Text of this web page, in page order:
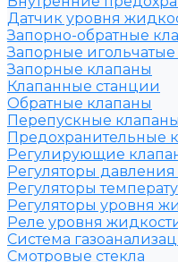
Датчик уровня
Запорно-обратные
Запорные
Запорные клапаны
Клапанные станции
Обратные клапаны
Перепускные клапаны
Предохранительные
Регулирующие
Регуляторы
Регуляторы
Регуляторы уровня
Реле уровня
Система
Смотровые стекла